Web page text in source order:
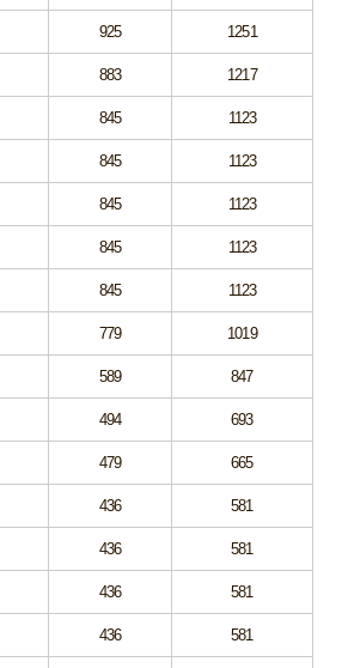
925 1251
883 1217
845 1123
845 1123
845 1123
845 1123
845 1123
779 1019
589 847
494 693
479 665
436 581
436 581
436 581
436 581